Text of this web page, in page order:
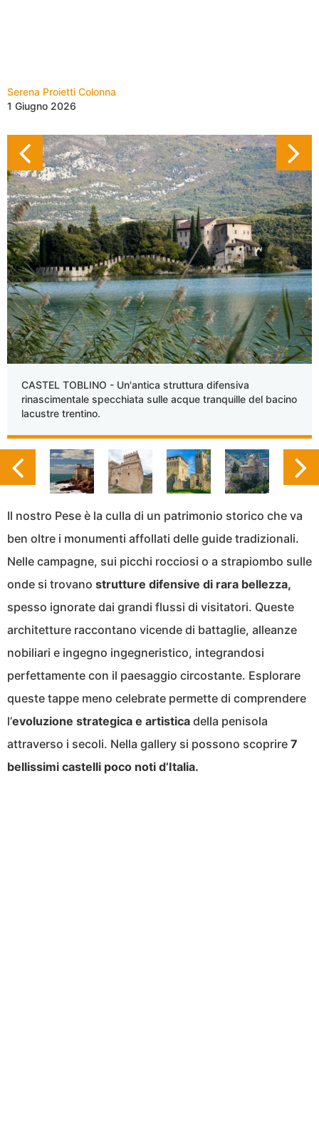
Serena Proietti Colonna
1 Giugno 2026
CASTEL TOBLINO - Un'antica struttura difensiva
rinascimentale specchiata sulle acque tranquille del bacino
lacustre trentino.
Il nostro Pese è la culla di un patrimonio storico che va
ben oltre i monumenti affollati delle guide tradizionali.
Nelle campagne, sui picchi rocciosi o a strapiombo sulle
onde si trovano strutture difensive di rara bellezza,
spesso ignorate dai grandi flussi di visitatori. Queste
architetture raccontano vicende di battaglie, alleanze
nobiliari e ingegno ingegneristico, integrandosi
perfettamente con il paesaggio circostante. Esplorare
queste tappe meno celebrate permette di comprendere
l’evoluzione strategica e artistica della penisola
attraverso i secoli. Nella gallery si possono scoprire 7
bellissimi castelli poco noti d’Italia.